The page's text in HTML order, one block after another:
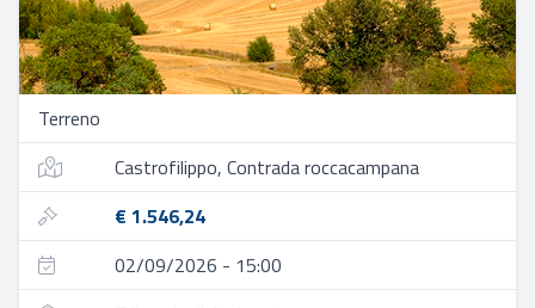
Terreno
Castrofilippo, Contrada roccacampana
€ 1.546,24
02/09/2026 - 15:00